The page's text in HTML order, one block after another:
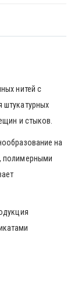
нитей с
штукатурных
и стыков.
на
полимерными